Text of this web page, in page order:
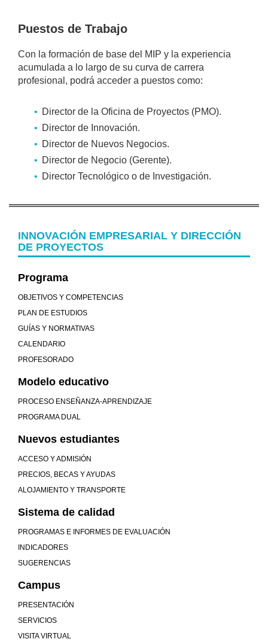
Puestos de Trabajo
Con la formación de base del MIP y la experiencia
acumulada a lo largo de su curva de carrera
profesional, podrá acceder a puestos como:
Director de la Oficina de Proyectos (PMO).
Director de Innovación.
Director de Nuevos Negocios.
Director de Negocio (Gerente).
Director Tecnológico o de Investigación.
INNOVACIÓN EMPRESARIAL Y DIRECCIÓN
DE PROYECTOS
Programa
OBJETIVOS Y COMPETENCIAS
PLAN DE ESTUDIOS
GUÍAS Y NORMATIVAS
CALENDARIO
PROFESORADO
Modelo educativo
PROCESO ENSEÑANZA-APRENDIZAJE
PROGRAMA DUAL
Nuevos estudiantes
ACCESO Y ADMISIÓN
PRECIOS, BECAS Y AYUDAS
ALOJAMIENTO Y TRANSPORTE
Sistema de calidad
PROGRAMAS E INFORMES DE EVALUACIÓN
INDICADORES
SUGERENCIAS
Campus
PRESENTACIÓN
SERVICIOS
VISITA VIRTUAL